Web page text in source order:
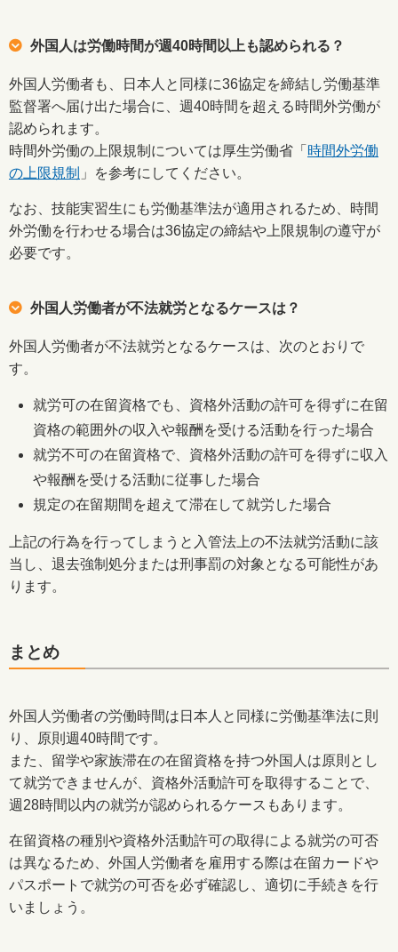
外国人は労働時間が週40時間以上も認められる？
外国人労働者も、日本人と同様に36協定を締結し労働基準
監督署へ届け出た場合に、週40時間を超える時間外労働が
認められます。
時間外労働の上限規制については厚生労働省「 時間外労働
の上限規制 」を参考にしてください。
なお、技能実習生にも労働基準法が適用されるため、時間
外労働を行わせる場合は36協定の締結や上限規制の遵守が
必要です。
外国人労働者が不法就労となるケースは？
外国人労働者が不法就労となるケースは、次のとおりで
す。
就労可の在留資格でも、資格外活動の許可を得ずに在留
資格の範囲外の収入や報酬を受ける活動を行った場合
就労不可の在留資格で、資格外活動の許可を得ずに収入
や報酬を受ける活動に従事した場合
規定の在留期間を超えて滞在して就労した場合
上記の行為を行ってしまうと入管法上の不法就労活動に該
当し、退去強制処分または刑事罰の対象となる可能性があ
ります。
まとめ
外国人労働者の労働時間は日本人と同様に労働基準法に則
り、原則週40時間です。
また、留学や家族滞在の在留資格を持つ外国人は原則とし
て就労できませんが、資格外活動許可を取得することで、
週28時間以内の就労が認められるケースもあります。
在留資格の種別や資格外活動許可の取得による就労の可否
は異なるため、外国人労働者を雇用する際は在留カードや
パスポートで就労の可否を必ず確認し、適切に手続きを行
いましょう。